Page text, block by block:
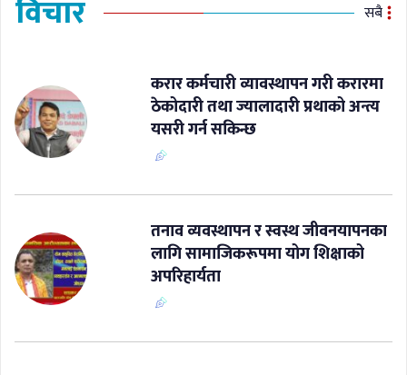
विचार सबै
करार कर्मचारी व्यावस्थापन गरी करारमा
ठेकोदारी तथा ज्यालादारी प्रथाको अन्त्य
यसरी गर्न सकिन्छ
​तनाव व्यवस्थापन र स्वस्थ जीवनयापनका
लागि सामाजिकरूपमा योग शिक्षाको
अपरिहार्यता